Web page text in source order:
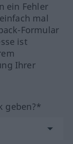
ein Fehler
mal
Formular
ist
Ihrer
geben?*